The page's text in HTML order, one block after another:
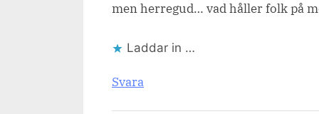
men herregud… vad håller folk på
Laddar in …
Svara